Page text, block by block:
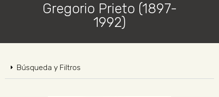
ARCHIVO
CERTAMEN DE DIBUJO
NOTICIAS
Gregorio Prieto (1897-
1992)
Búsqueda y Filtros